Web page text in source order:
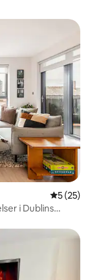
5 ud af 5 i
5 (25)
i Dublins